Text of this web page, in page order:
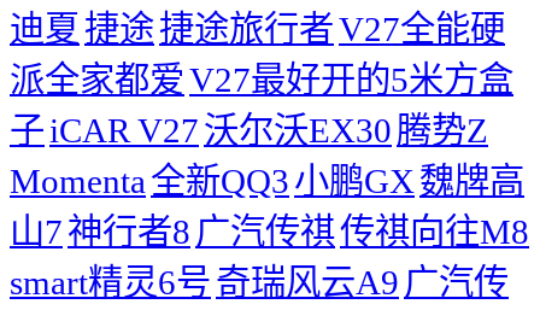
迪夏 捷途捷途旅行者V27全能硬
派全家都爱V27最好开的5米方盒
子iCAR V27沃尔沃EX30腾势Z
Momenta 全新QQ3小鹏GX魏牌高
山7神行者8 广汽传祺传祺向往M8
smart精灵6号奇瑞风云A9 广汽传